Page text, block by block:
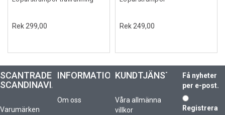
Rek 299,00 Rek 249,00
SCANTRADE
SCANDINAVIA
Varumärken
INFORMATION
Om oss
KUNDTJÄNST
Våra allmänna
villkor
Få nyheter
per e-post.
Registrera